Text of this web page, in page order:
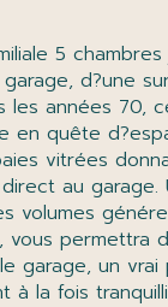
d?une
années
quête
vitrées
au
garage, un
la fois